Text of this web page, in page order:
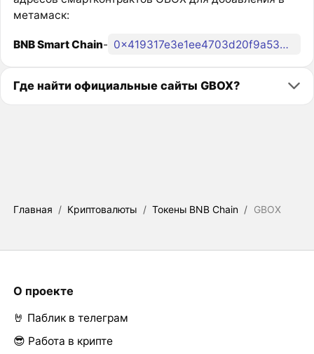
метамаск:
BNB Smart Chain- 0x419317e3e1ee4703d20f9a5344e81d35ea1a09be
Где найти официальные сайты GBOX?
Главная / Криптовалюты / Токены BNB Chain / GBOX
О проекте
🤘 Паблик в телеграм
😎 Работа в крипте